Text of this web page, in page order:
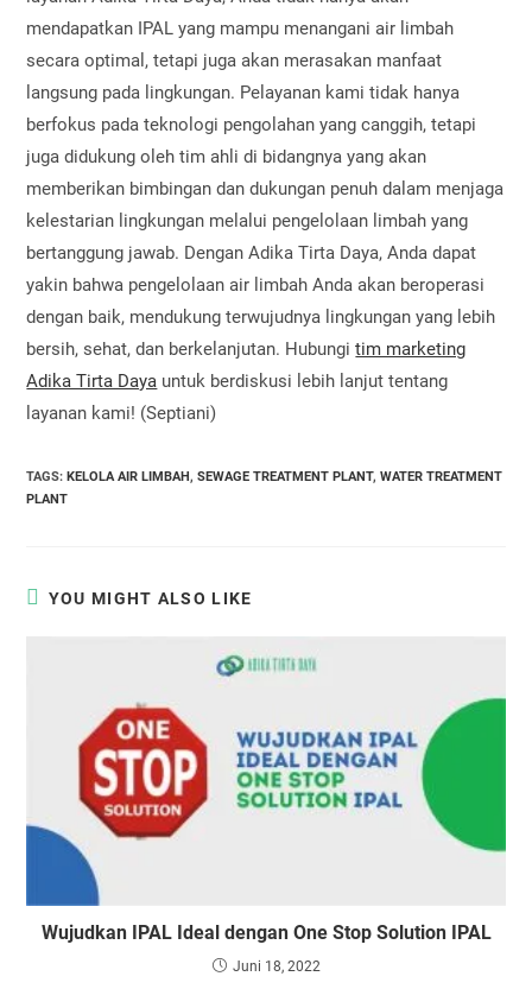
mendapatkan IPAL yang mampu menangani air limbah
secara optimal, tetapi juga akan merasakan manfaat
langsung pada lingkungan. Pelayanan kami tidak hanya
berfokus pada teknologi pengolahan yang canggih, tetapi
juga didukung oleh tim ahli di bidangnya yang akan
memberikan bimbingan dan dukungan penuh dalam menjaga
kelestarian lingkungan melalui pengelolaan limbah yang
bertanggung jawab. Dengan Adika Tirta Daya, Anda dapat
yakin bahwa pengelolaan air limbah Anda akan beroperasi
dengan baik, mendukung terwujudnya lingkungan yang lebih
bersih, sehat, dan berkelanjutan. Hubungitim marketing
Adika Tirta Daya untuk berdiskusi lebih lanjut tentang
layanan kami! (Septiani)
TAGS: KELOLA AIR LIMBAH, SEWAGE TREATMENT PLANT, WATER TREATMENT
PLANT
YOU MIGHT ALSO LIKE
Wujudkan IPAL Ideal dengan One Stop Solution IPAL
Juni 18, 2022